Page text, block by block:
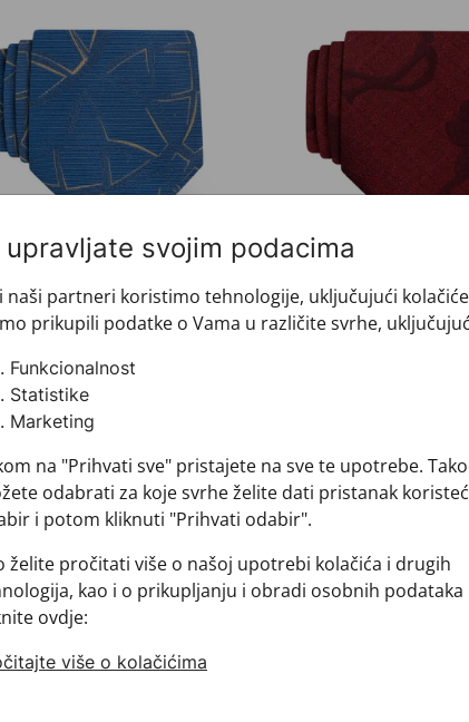
CROATA
004667
€
Kravata CROATA
010100-004677
CROATA Kravata CROATA
upravljate svojim podacima
naši partneri koristimo tehnologije, uključujući
prikupili podatke o Vama u različite svrhe,
Funkcionalnost
Statistike
Marketing
na "Prihvati sve" pristajete na sve te upotrebe.
odabrati za koje svrhe želite dati pristanak
i potom kliknuti "Prihvati odabir".
želite pročitati više o našoj upotrebi kolačića i drugih
kao i o prikupljanju i obradi osobnih podataka
ovdje:
više o kolačićima